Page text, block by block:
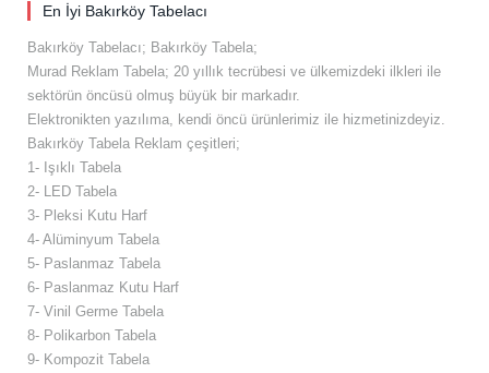
En İyi Bakırköy Tabelacı
Bakırköy Tabelacı; Bakırköy Tabela;
Murad Reklam Tabela; 20 yıllık tecrübesi ve ülkemizdeki ilkleri ile
sektörün öncüsü olmuş büyük bir markadır.
Elektronikten yazılıma, kendi öncü ürünlerimiz ile hizmetinizdeyiz.
Bakırköy Tabela Reklam çeşitleri;
1- Işıklı Tabela
2- LED Tabela
3- Pleksi Kutu Harf
4- Alüminyum Tabela
5- Paslanmaz Tabela
6- Paslanmaz Kutu Harf
7- Vinil Germe Tabela
8- Polikarbon Tabela
9- Kompozit Tabela